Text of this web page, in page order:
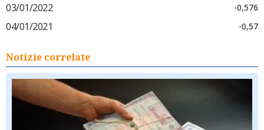
03/01/2022 -0,576
04/01/2021 -0,57
Notizie correlate